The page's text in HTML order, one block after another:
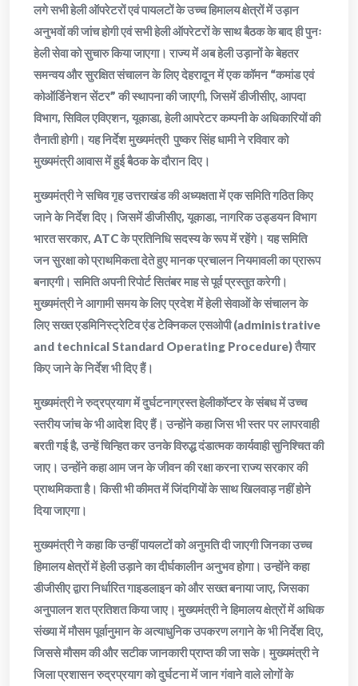
लगे सभी हेली ऑपरेटरों एवं पायलटों के उच्च हिमालय क्षेत्रों में उड़ान
अनुभवों की जांच होगी एवं सभी हेली ऑपरेटरों के साथ बैठक के बाद ही पुनः
हेली सेवा को सुचारु किया जाएगा। राज्य में अब हेली उड़ानों के बेहतर
समन्वय और सुरक्षित संचालन के लिए देहरादून में एक कॉमन “कमांड एवं
कोऑर्डिनेशन सेंटर” की स्थापना की जाएगी, जिसमें डीजीसीए, आपदा
विभाग, सिविल एविएशन, यूकाडा, हेली आपरेटर कम्पनी के अधिकारियों की
तैनाती होगी। यह निर्देश मुख्यमंत्री पुष्कर सिंह धामी ने रविवार को
मुख्यमंत्री आवास में हुई बैठक के दौरान दिए।
मुख्यमंत्री ने सचिव गृह उत्तराखंड की अध्यक्षता में एक समिति गठित किए
जाने के निर्देश दिए। जिसमें डीजीसीए, यूकाडा, नागरिक उड्डयन विभाग
भारत सरकार, ATC के प्रतिनिधि सदस्य के रूप में रहेंगे। यह समिति
जन सुरक्षा को प्राथमिकता देते हुए मानक प्रचालन नियमावली का प्रारूप
बनाएगी। समिति अपनी रिपोर्ट सितंबर माह से पूर्व प्रस्तुत करेगी।
मुख्यमंत्री ने आगामी समय के लिए प्रदेश में हेली सेवाओं के संचालन के
लिए सख्त एडमिनिस्ट्रेटिव एंड टेक्निकल एसओपी (administrative
and technical Standard Operating Procedure) तैयार
किए जाने के निर्देश भी दिए हैं।
मुख्यमंत्री ने रुद्रप्रयाग में दुर्घटनाग्रस्त हेलीकॉप्टर के संबध में उच्च
स्तरीय जांच के भी आदेश दिए हैं। उन्होंने कहा जिस भी स्तर पर लापरवाही
बरती गई है, उन्हें चिन्हित कर उनके विरुद्ध दंडात्मक कार्यवाही सुनिश्चित की
जाए। उन्होंने कहा आम जन के जीवन की रक्षा करना राज्य सरकार की
प्राथमिकता है। किसी भी कीमत में जिंदगियों के साथ खिलवाड़ नहीं होने
दिया जाएगा।
मुख्यमंत्री ने कहा कि उन्हीं पायलटों को अनुमति दी जाएगी जिनका उच्च
हिमालय क्षेत्रों में हेली उड़ाने का दीर्घकालीन अनुभव होगा। उन्होंने कहा
डीजीसीए द्वारा निर्धारित गाइडलाइन को और सख्त बनाया जाए, जिसका
अनुपालन शत प्रतिशत किया जाए। मुख्यमंत्री ने हिमालय क्षेत्रों में अधिक
संख्या में मौसम पूर्वानुमान के अत्याधुनिक उपकरण लगाने के भी निर्देश दिए,
जिससे मौसम की और सटीक जानकारी प्राप्त की जा सके। मुख्यमंत्री ने
जिला प्रशासन रुद्रप्रयाग को दुर्घटना में जान गंवाने वाले लोगों के